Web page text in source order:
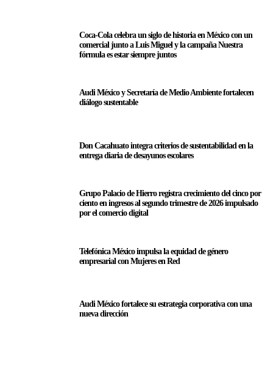
Coca-Cola celebra un siglo de historia en México con un
comercial junto a Luis Miguel y la campaña Nuestra
fórmula es estar siempre juntos
Audi México y Secretaría de Medio Ambiente fortalecen
diálogo sustentable
Don Cacahuato integra criterios de sustentabilidad en la
entrega diaria de desayunos escolares
Grupo Palacio de Hierro registra crecimiento del cinco por
ciento en ingresos al segundo trimestre de 2026 impulsado
por el comercio digital
Telefónica México impulsa la equidad de género
empresarial con Mujeres en Red
Audi México fortalece su estrategia corporativa con una
nueva dirección